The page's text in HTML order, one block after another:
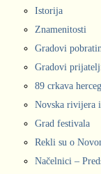
Istorija
Znamenitosti
Gradovi
Gradovi
89 crkava
Novska rivijera
Grad festivala
Rekli su o
Načelnici –